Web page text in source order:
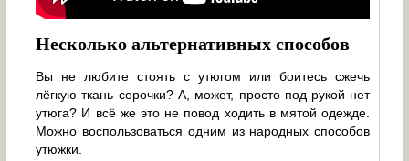
Несколько альтернативных способов
Вы не любите стоять с утюгом или боитесь сжечь
лёгкую ткань сорочки? А, может, просто под рукой нет
утюга? И всё же это не повод ходить в мятой одежде.
Можно воспользоваться одним из народных способов
утюжки.